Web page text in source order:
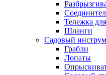
Тележка
Шланги
Садовый
Грабли
Лопаты